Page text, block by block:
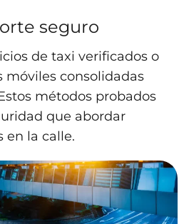
seguro
de taxi verificados o
móviles consolidadas
métodos probados
que abordar
en la calle.